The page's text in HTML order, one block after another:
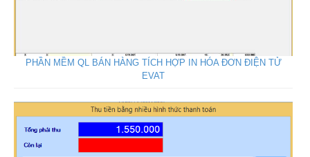
PHẦN MỀM QL BÁN HÀNG TÍCH HỢP IN HÓA ĐƠN ĐIỆN TỬ
EVAT